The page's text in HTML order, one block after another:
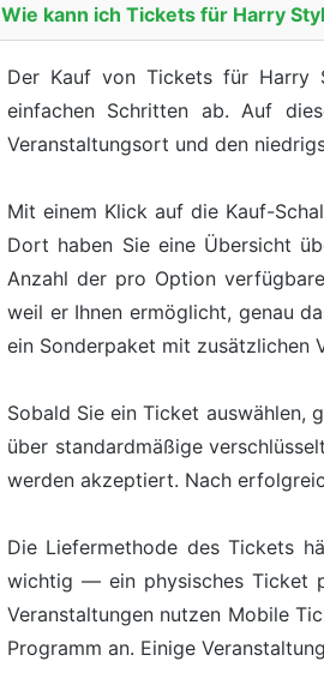
Wie kann ich Tickets für Harry
Der Kauf von Tickets für Harry
einfachen Schritten ab. Auf
Veranstaltungsort und den
Mit einem Klick auf die Kauf-
Dort haben Sie eine Übersicht
Anzahl der pro Option
weil er Ihnen ermöglicht, genau
ein Sonderpaket mit zusätzlichen
Sobald Sie ein Ticket auswählen,
über standardmäßige
werden akzeptiert. Nach
Die Liefermethode des Tickets
wichtig — ein physisches Ticket
Veranstaltungen nutzen Mobile
Programm an. Einige